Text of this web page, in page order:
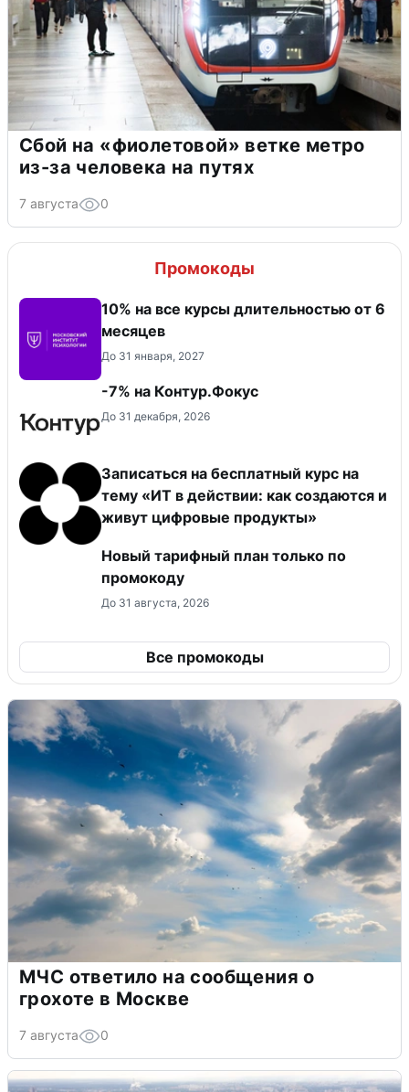
Сбой на «фиолетовой» ветке метро
из-за человека на путях
7 августа 0
Промокоды
10% на все курсы длительностью от 6
месяцев
До 31 января, 2027
-7% на Контур.Фокус
До 31 декабря, 2026
Записаться на бесплатный курс на
тему «ИТ в действии: как создаются и
живут цифровые продукты»
Новый тарифный план только по
промокоду
До 31 августа, 2026
Все промокоды
МЧС ответило на сообщения о
грохоте в Москве
7 августа 0